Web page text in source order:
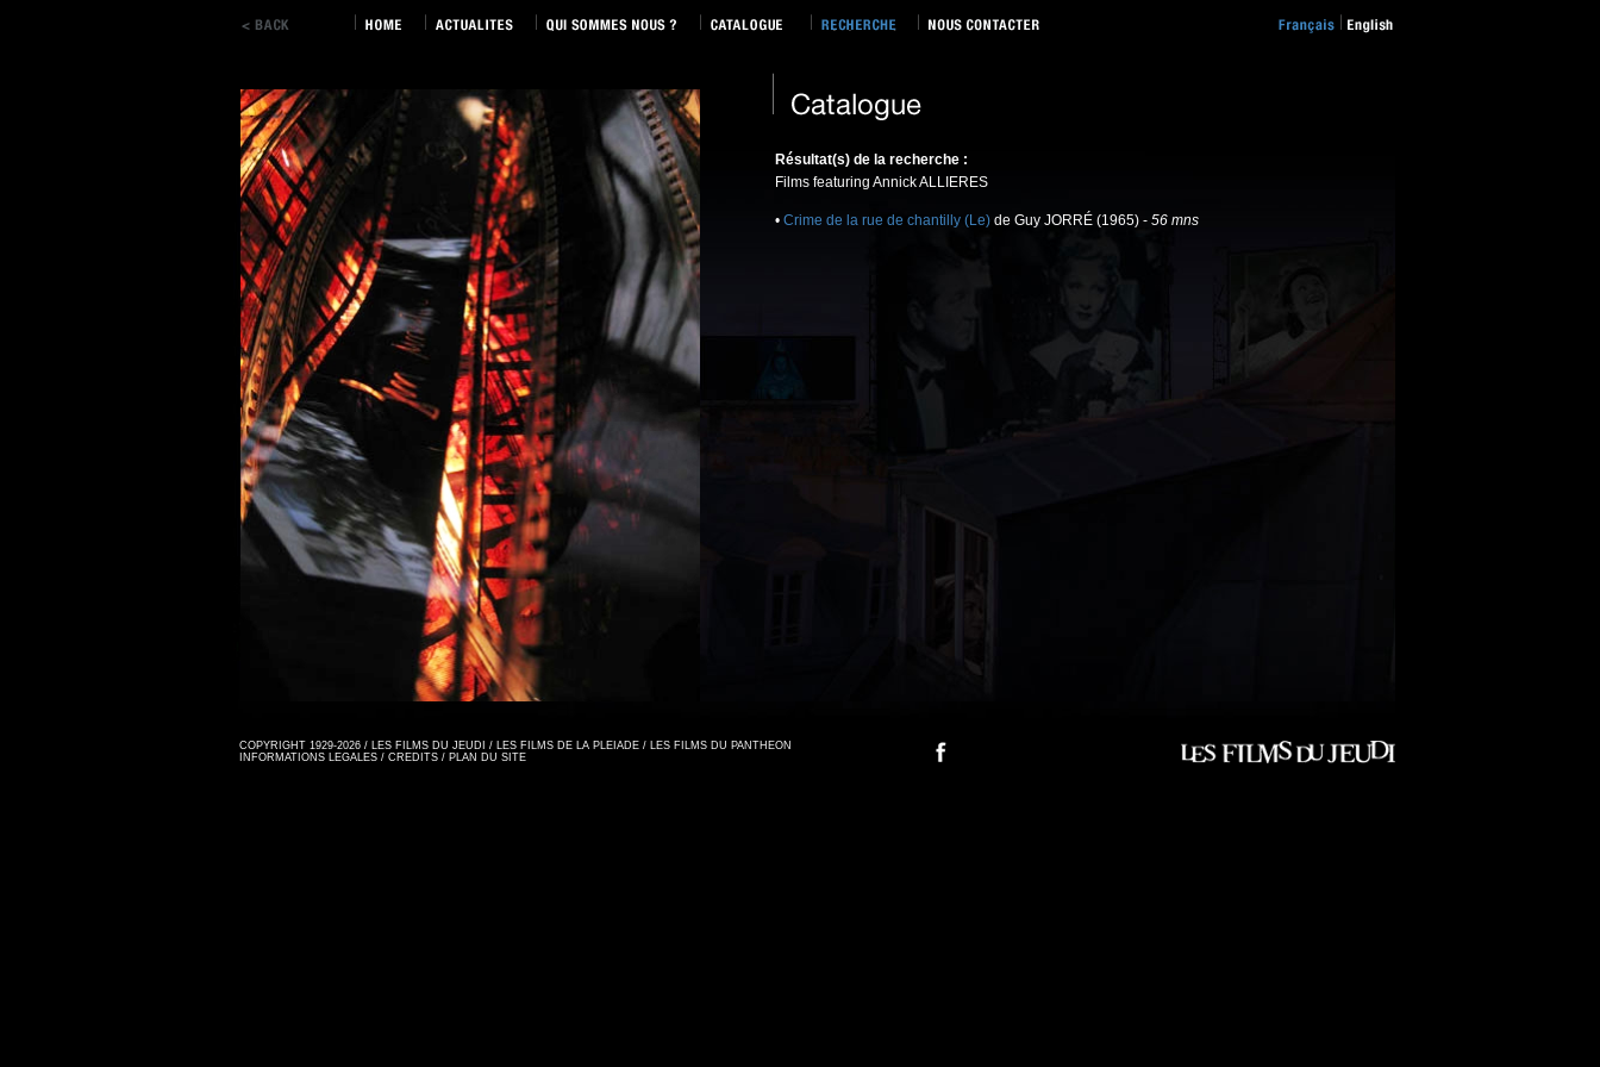
Résultat(s) de la recherche :
Films featuring Annick ALLIERES
• Crime de la rue de chantilly (Le) de Guy JORRÉ (1965) - 56 mns
COPYRIGHT 1929-2026 / LES FILMS DU JEUDI / LES FILMS DE LA PLEIADE / LES FILMS DU PANTHEON
INFORMATIONS LEGALES / CREDITS / PLAN DU SITE